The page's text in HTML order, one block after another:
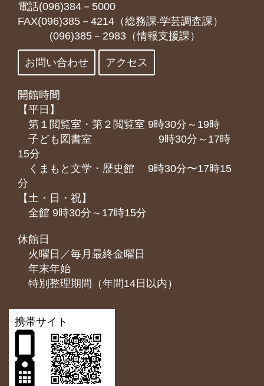
電話(096)384－5000
FAX(096)385－4214（総務課‧学芸調査課）
(096)385－2983（情報支援課）
お問い合わせ アクセス
開館時間
【平日】
第１閲覧室・第２閲覧室 9時30分～19時
子ども図書室 9時30分～17時
15分
くまもと⽂学・歴史館 9時30分〜17時15
分
【土・日・祝】
全館 9時30分～17時15分
休館日
火曜日／毎月最終金曜日
年末年始
特別整理期間（年間14日以内）
携帯サイト